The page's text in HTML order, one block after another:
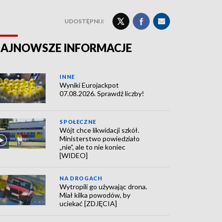
UDOSTĘPNIJ:
INFORMACJE
INNE
Wyniki Eurojackpot
07.08.2026. Sprawdź liczby!
SPOŁECZNE
Wójt chce likwidacji szkół.
Ministerstwo powiedziało
„nie”, ale to nie koniec
[WIDEO]
NA DROGACH
Wytropili go używając drona.
Miał kilka powodów, by
uciekać [ZDJĘCIA]